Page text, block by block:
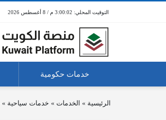
3:00:02 م / 8 أغسطس 2026
خدمات حكومية
الرئيسية » الخدمات » خدمات سياحية »